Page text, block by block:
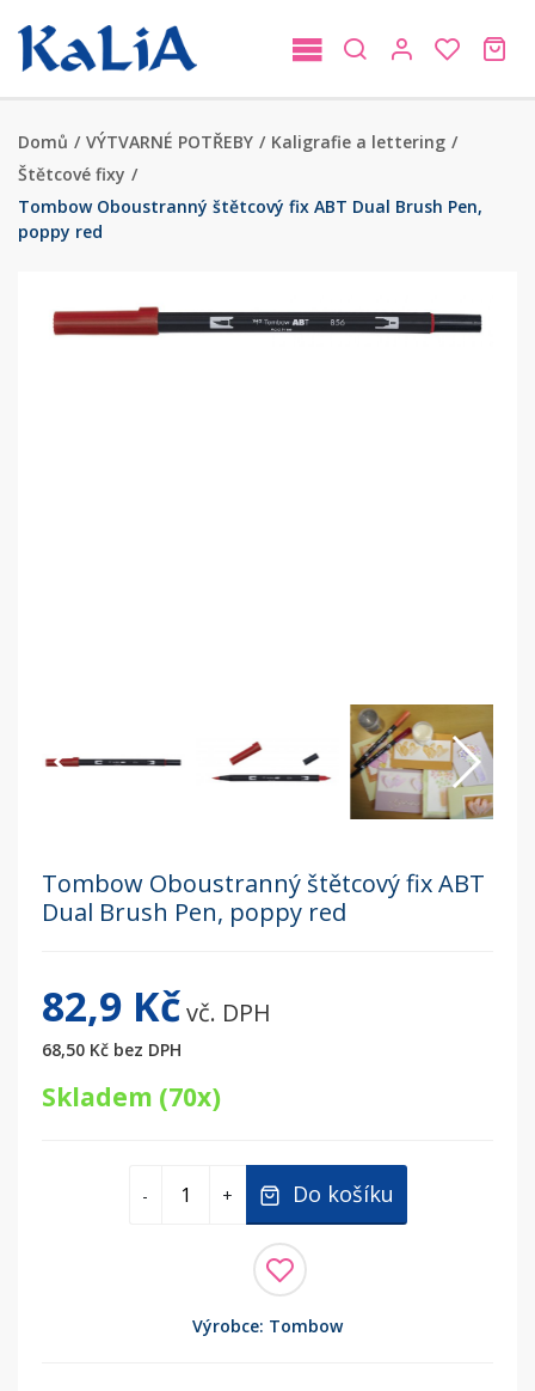
Domů / VÝTVARNÉ POTŘEBY / Kaligrafie a lettering /
Štětcové fixy /
Tombow Oboustranný štětcový fix ABT Dual Brush Pen,
poppy red
Tombow Oboustranný štětcový fix ABT
Dual Brush Pen, poppy red
82,9 Kčvč. DPH
68,50 Kč bez DPH
Skladem (70x)
- + Do košíku
Výrobce: Tombow